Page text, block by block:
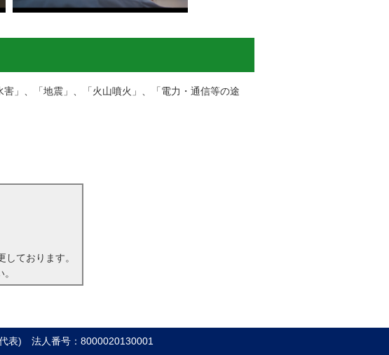
」、「地震」、「火山噴火」、「電力・通信等の途
ております。
表)
法人番号：8000020130001